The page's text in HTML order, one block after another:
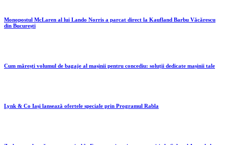
Monopostul McLaren al lui Lando Norris a parcat direct la Kaufland Barbu Văcărescu
din București
Cum mărești volumul de bagaje al mașinii pentru concediu: soluții dedicate mașinii tale
Lynk & Co Iași lansează ofertele speciale prin Programul Rabla